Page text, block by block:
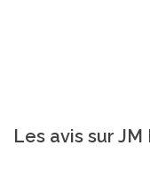
Les avis sur